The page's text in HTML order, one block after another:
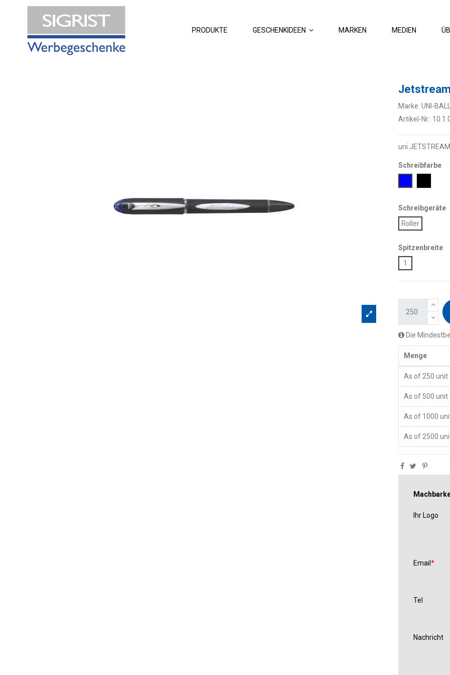
PRODUKTE GESCHENKIDEEN MARKEN MEDIEN
Marke: UNI-
Artikel-Nr.:
uni
Schreibfarbe
Schreibgeräte
Roller
Spitzenbreite
1
Die
Menge
As of 250 unit
As of 500 unit
As of 1000
As of 2500
Ihr Logo
Email
Tel
Nachricht